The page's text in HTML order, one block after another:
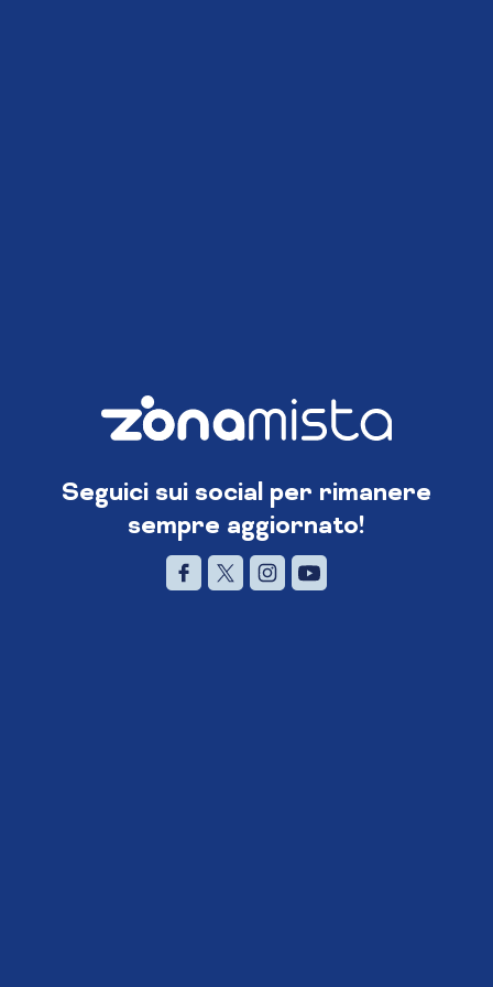
Seguici sui social per rimanere
sempre aggiornato!